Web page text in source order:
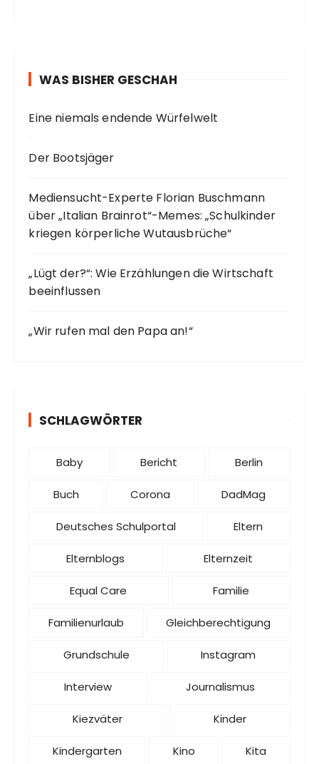
WAS BISHER GESCHAH
Eine niemals endende Würfelwelt
Der Bootsjäger
Mediensucht-Experte Florian Buschmann
über „Italian Brainrot“-Memes: „Schulkinder
kriegen körperliche Wutausbrüche“
„Lügt der?“: Wie Erzählungen die Wirtschaft
beeinflussen
„Wir rufen mal den Papa an!“
SCHLAGWÖRTER
Baby Bericht Berlin
Buch Corona DadMag
Deutsches Schulportal Eltern
Elternblogs Elternzeit
Equal Care Familie
Familienurlaub Gleichberechtigung
Grundschule Instagram
Interview Journalismus
Kiezväter Kinder
Kindergarten Kino Kita